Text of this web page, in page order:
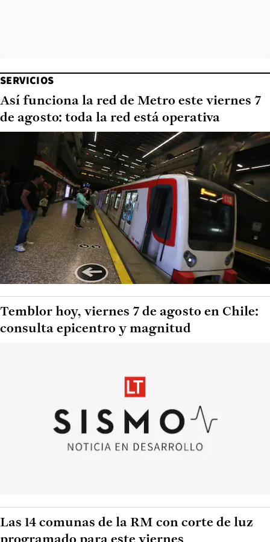
SERVICIOS
Así funciona la red de Metro este viernes 7
de agosto: toda la red está operativa
Temblor hoy, viernes 7 de agosto en Chile:
consulta epicentro y magnitud
Las 14 comunas de la RM con corte de luz